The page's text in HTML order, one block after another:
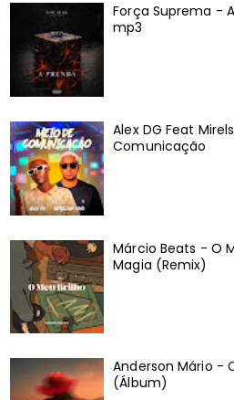
Força Suprema -
mp3
Alex DG Feat
Comunicação
Márcio Beats - O
Magia (Remix)
Anderson Mário -
(Álbum)